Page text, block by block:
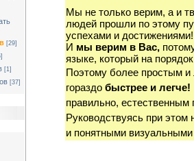
[29]
[1]
[37]
Мы не только верим, а и
людей прошли по этому
успехами и достижениями!
И мы верим в Вас,
языке, который на
Поэтому более простым
гораздо быстрее и легче!
правильно, естественным
Руководствуясь при
и понятными